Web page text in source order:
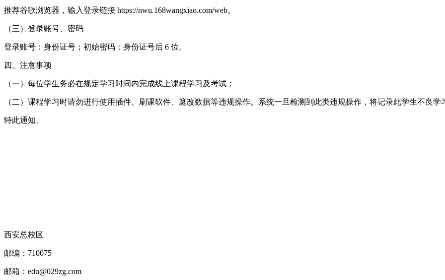
推荐谷歌浏览器，输入登录链接 https://nwu.168wangxiao.com/web。
（三）登录账号、密码
登录账号：身份证号；初始密码：身份证号后 6 位。
四、注意事项
（一）每位学生务必在规定学习时间内完成线上课程学习及考试；
（二）课程学习时请勿进行使用插件、刷课软件、篡改数据等违规操作。系统一旦检测到此类违规操作，将记录此学生不良学
特此通知。
西安总校区
邮编：710075
邮箱：edu@029zg.com